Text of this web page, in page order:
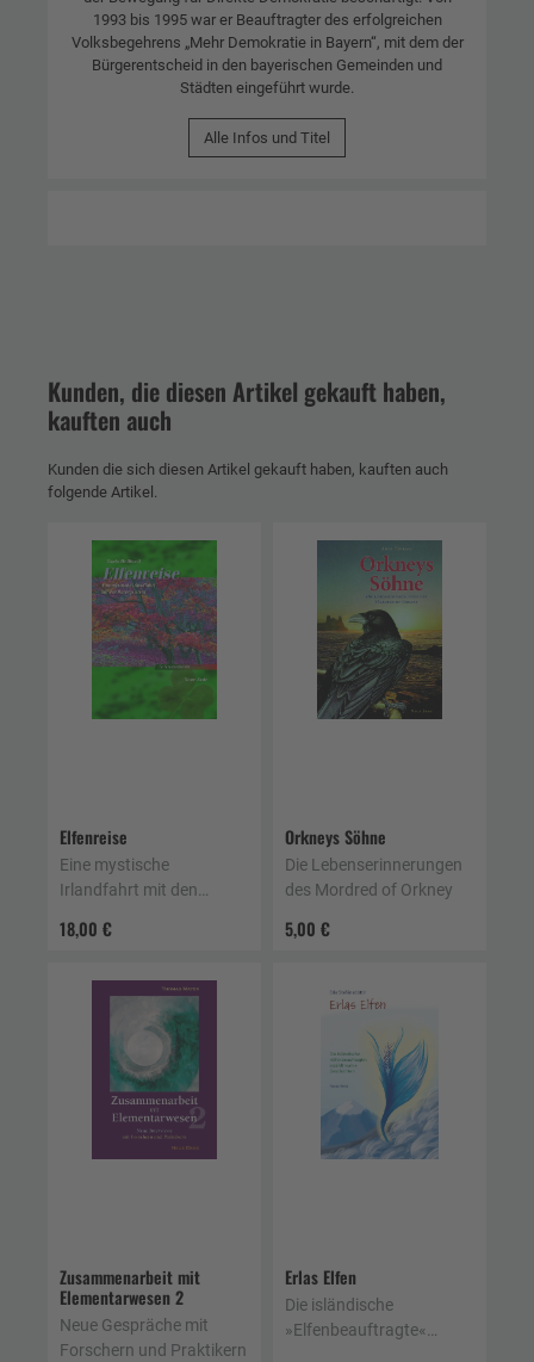
1993 bis 1995 war er Beauftragter des erfolgreichen
Volksbegehrens „Mehr Demokratie in Bayern“, mit dem der
Bürgerentscheid in den bayerischen Gemeinden und
Städten eingeführt wurde.
Alle Infos und Titel
Kunden, die diesen Artikel gekauft haben,
kauften auch
Kunden die sich diesen Artikel gekauft haben, kauften auch
folgende Artikel.
Elfenreise
18,00 €
Eine mystische
Irlandfahrt mit den
Tatsachenbericht
Orkneys Söhne
5,00 €
Die Lebenserinnerungen
des Mordred of Orkney
Zusammenarbeit mit
Elementarwesen 2
Neue Gespräche mit
Forschern und Praktikern
Erlas Elfen
Die isländische
»Elfenbeauftragte«